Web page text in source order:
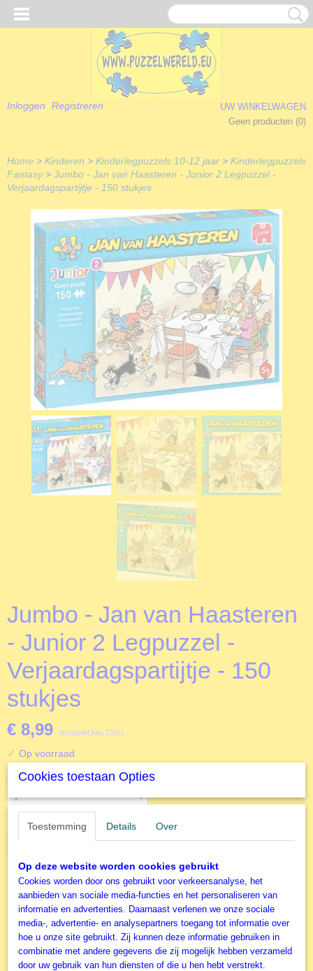
Inloggen Registreren
UW WINKELWAGEN
Geen producten (0)
Home > Kinderen > Kinderlegpuzzels 10-12 jaar > Kinderlegpuzzels
Fantasy> Jumbo - Jan van Haasteren - Junior 2 Legpuzzel -
Verjaardagspartijtje - 150 stukjes
Jumbo - Jan van Haasteren
- Junior 2 Legpuzzel -
Verjaardagspartijtje - 150
stukjes
€ 8,99 (inclusief btw 21%)
✓ Op voorraad
Aantal
IN WINKELWAGEN
Specificaties
Productcode
J20059
Omschrijving
Kinderpuzzel - 150 stukjes - Jan van
Cookies toestaan Opties
Toestemming Details Over
Op deze website worden cookies gebruikt
Cookies worden door ons gebruikt voor verkeersanalyse, het
aanbieden van sociale media-functies en het personaliseren van
informatie en advertenties. Daarnaast verlenen we onze sociale
media-, advertentie- en analysepartners toegang tot informatie over
hoe u onze site gebruikt. Zij kunnen deze informatie gebruiken in
combinatie met andere gegevens die zij mogelijk hebben verzameld
door uw gebruik van hun diensten of die u hen hebt verstrekt.